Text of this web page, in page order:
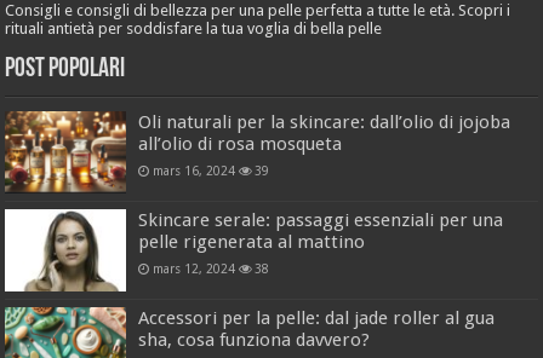
Consigli e consigli di bellezza per una pelle perfetta a tutte le età. Scopri i
rituali antietà per soddisfare la tua voglia di bella pelle
Post popolari
Oli naturali per la skincare: dall’olio di jojoba
all’olio di rosa mosqueta
mars 16, 2024 39
Skincare serale: passaggi essenziali per una
pelle rigenerata al mattino
mars 12, 2024 38
Accessori per la pelle: dal jade roller al gua
sha, cosa funziona davvero?